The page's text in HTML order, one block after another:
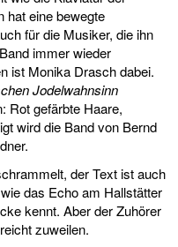
hat eine bewegte
für die Musiker, die ihn
immer wieder
ist Monika Drasch dabei.
Jodelwahnsinn
Rot gefärbte Haare,
wird die Band von Bernd
der Text ist auch
das Echo am Hallstätter
kennt. Aber der Zuhörer
zuweilen.